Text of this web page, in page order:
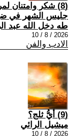
(8) شكر وامتنان
جليس الشهر في
طه دخل الله عبد
2026 / 8 / 10
الادب والفن
(9) أيُّ ثلج؟
ميشيل الرائي
2026 / 8 / 10